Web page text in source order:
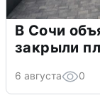
В Сочи
закрыли
6 августа 0